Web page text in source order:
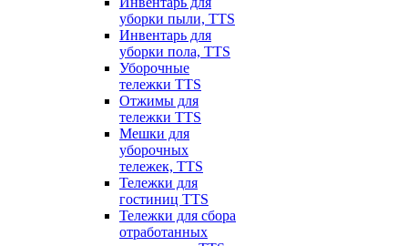
уборки пыли, TTS
Инвентарь для
уборки пола, TTS
Уборочные
тележки TTS
Отжимы для
тележки TTS
Мешки для
уборочных
тележек, TTS
Тележки для
гостиниц TTS
Тележки для сбора
отработанных